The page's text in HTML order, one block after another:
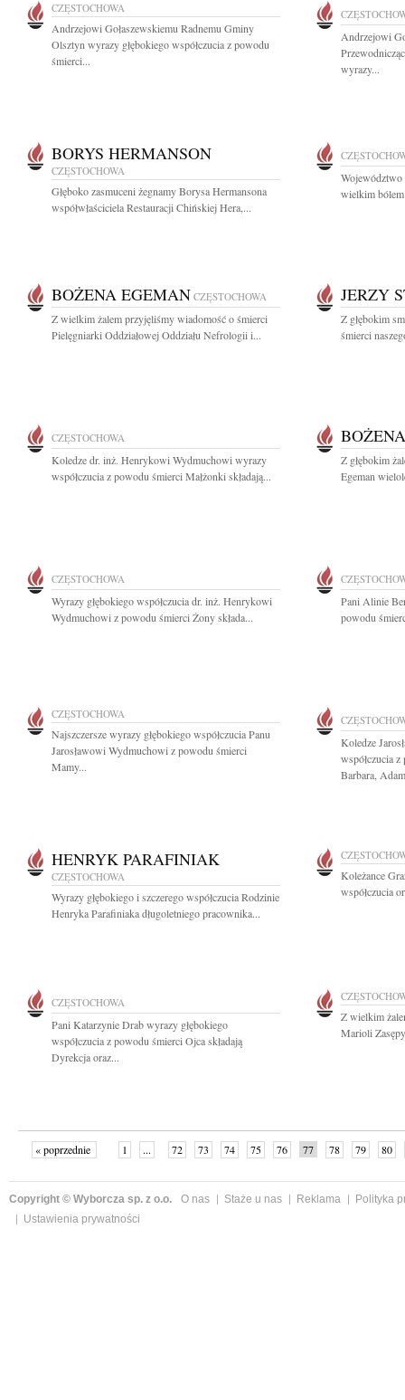
CZĘSTOCHOWA
Andrzejowi Gołaszewskiemu Radnemu Gminy
Olsztyn wyrazy głębokiego współczucia z powodu
śmierci...
Andrzejowi
wyrazy...
BORYS HERMANSON
CZĘSTOCHOWA
Głęboko zasmuceni żegnamy Borysa Hermansona
współwłaściciela Restauracji Chińskiej Hera,...
Województwo
wielkim
BOŻENA EGEMAN CZĘSTOCHOWA
Z wielkim żalem przyjęliśmy wiadomość o śmierci
Pielęgniarki Oddziałowej Oddziału Nefrologii i...
JERZY
Z głębokim
śmierci
CZĘSTOCHOWA
Koledze dr. inż. Henrykowi Wydmuchowi wyrazy
współczucia z powodu śmierci Małżonki składają...
Z głębokim
Egeman
CZĘSTOCHOWA
Wyrazy głębokiego współczucia dr. inż. Henrykowi
Wydmuchowi z powodu śmierci Żony składa...
Pani Alinie
powodu
CZĘSTOCHOWA
Najszczersze wyrazy głębokiego współczucia Panu
Jarosławowi Wydmuchowi z powodu śmierci
Mamy...
Koledze
współczucia
Barbara,
HENRYK PARAFINIAK
CZĘSTOCHOWA
Wyrazy głębokiego i szczerego współczucia Rodzinie
Henryka Parafiniaka długoletniego pracownika...
Koleżance
współczucia
CZĘSTOCHOWA
Pani Katarzynie Drab wyrazy głębokiego
współczucia z powodu śmierci Ojca składają
Dyrekcja oraz...
Z wielkim
Marioli
« poprzednie 1 ... 72 73 74 75 76 77 78 79
80
Copyright © Wyborcza sp. z o.o. O nas Staże u nas Reklama
Polityka
Ustawienia prywatności